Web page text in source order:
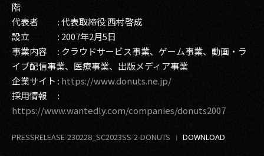
階
代表者 : 代表取締役 西村啓成
設立 : 2007年2月5日
事業内容 : クラウドサービス事業、ゲーム事業、動画・ラ
イブ配信事業、医療事業、出版メディア事業
企業サイト : https://www.donuts.ne.jp/
採用情報 :
https://www.wantedly.com/companies/donuts2007
PRESSRELEASE-230228_SC2023SS-2-DONUTS